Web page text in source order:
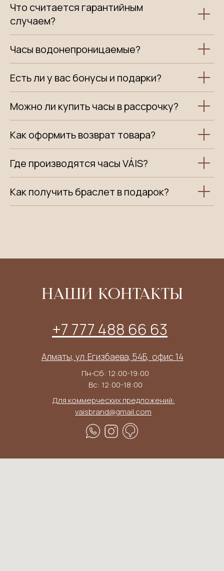
Что считается гарантийным
случаем?
Часы водонепроницаемые?
Есть ли у вас бонусы и подарки?
Можно ли купить часы в рассрочку?
Как оформить возврат товара?
Где производятся часы VÁIS?
Как получить браслет в подарок?
НАШИ КОНТАКТЫ
+7 777 488 66 63
Алматы, ул. Егизбаева, 54Б, ​ офис 14
Для коммерческих предложений:
vaisbrand@gmail.com
Пн-Сб: 12:00-19:00
Вс: 12:00-18:00